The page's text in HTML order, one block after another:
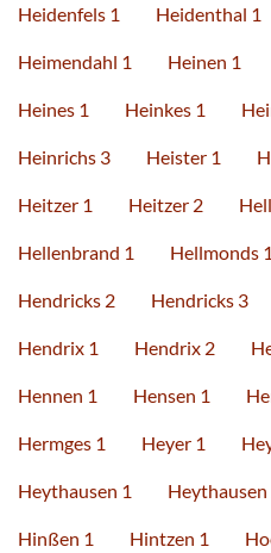
Heidenfels 1 Heidenthal 1
Heimendahl 1 Heinen 1
Heines 1 Heinkes 1
Heinrichs 3 Heister 1
Heitzer 1 Heitzer 2
Hellenbrand 1 Hellmonds 1
Hendricks 2 Hendricks 3
Hendrix 1 Hendrix 2
Hennen 1 Hensen 1
Hermges 1 Heyer 1
Heythausen 1 Heythausen
Hinßen 1 Hintzen 1